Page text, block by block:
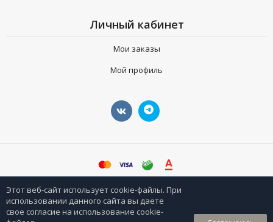
Личный кабинет
Мои заказы
Мой профиль
©sharpeyshop.ru
0
Этот веб-сайт использует cookie-файлы. При
использовании данного сайта вы даете
свое согласие на использование cookie-